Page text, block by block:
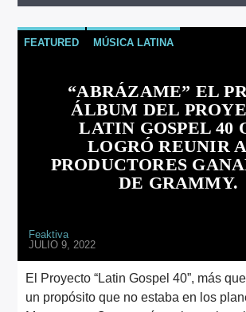
CANCIÓN ACTUAL
TÍTULO
FEATURED MÚSICA LATINA
“ABRÁZAME” EL
ÁLBUM DEL
LATIN GOSPEL 40
LOGRÓ REUNIR
PRODUCTORES
DE GRAMMY.
Feaktiva
JULIO 9, 2022
El Proyecto “Latin Gospel 40”, más
un propósito que no estaba en los